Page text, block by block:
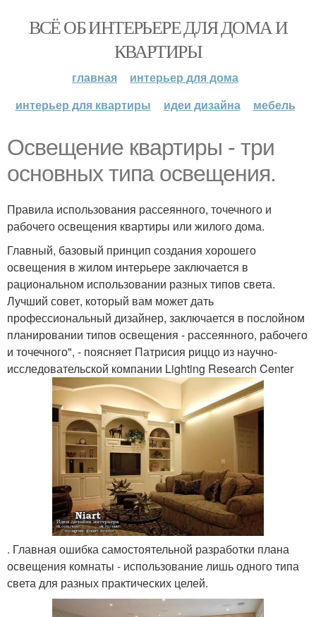
ВСЁ ОБ ИНТЕРЬЕРЕ ДЛЯ ДОМА И
КВАРТИРЫ
главная
интерьер для дома
интерьер для квартиры
идеи дизайна мебель
Освещение квартиры - три
основных типа освещения.
Правила использования рассеянного, точечного и
рабочего освещения квартиры или жилого дома.
Главный, базовый принцип создания хорошего
освещения в жилом интерьере заключается в
рациональном использовании разных типов света.
Лучший совет, который вам может дать
профессиональный дизайнер, заключается в послойном
планировании типов освещения - рассеянного, рабочего
и точечного", - поясняет Патрисия риццо из научно-
исследовательской компании Lighting Research Center
. Главная ошибка самостоятельной разработки плана
освещения комнаты - использование лишь одного типа
света для разных практических целей.